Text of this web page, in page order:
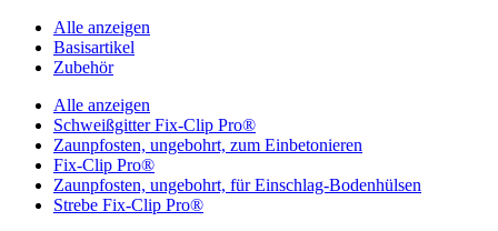
Alle anzeigen
Basisartikel
Zubehör
Alle anzeigen
Schweißgitter Fix-Clip Pro®
Zaunpfosten, ungebohrt, zum Einbetonieren
Fix-Clip Pro®
Zaunpfosten, ungebohrt, für Einschlag-Bodenhülsen
Strebe Fix-Clip Pro®